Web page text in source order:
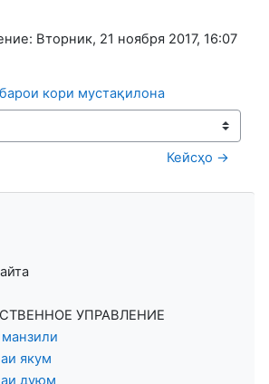
Вторник, 21 ноября 2017, 16:07
кори мустақилона
Кейсҳо →
УПРАВЛЕНИЕ
якум
дуюм